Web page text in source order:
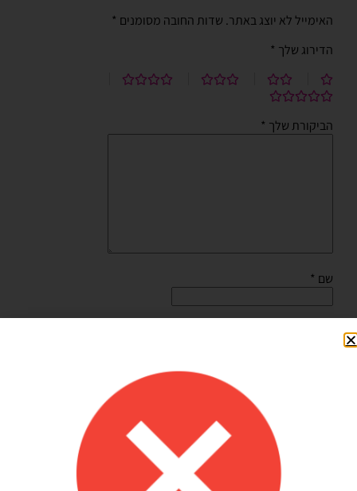
האימייל לא יוצג באתר. שדות החובה מסומנים *
הדירוג שלך *
הביקורת שלך *
שם *
שמור בדפדפן זה את השם, האימייל והאתר שלי לפעם הבאה